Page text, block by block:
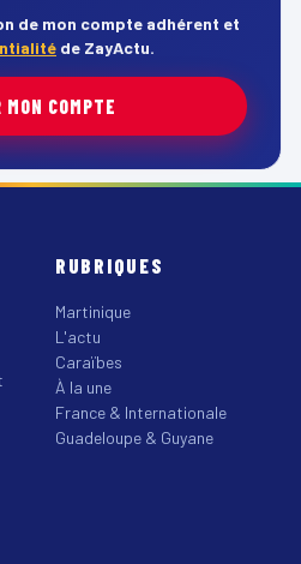
de mon compte adhérent et
de ZayActu.
MON COMPTE
RUBRIQUES
Martinique
L'actu
Caraïbes
À la une
France & Internationale
Guadeloupe & Guyane